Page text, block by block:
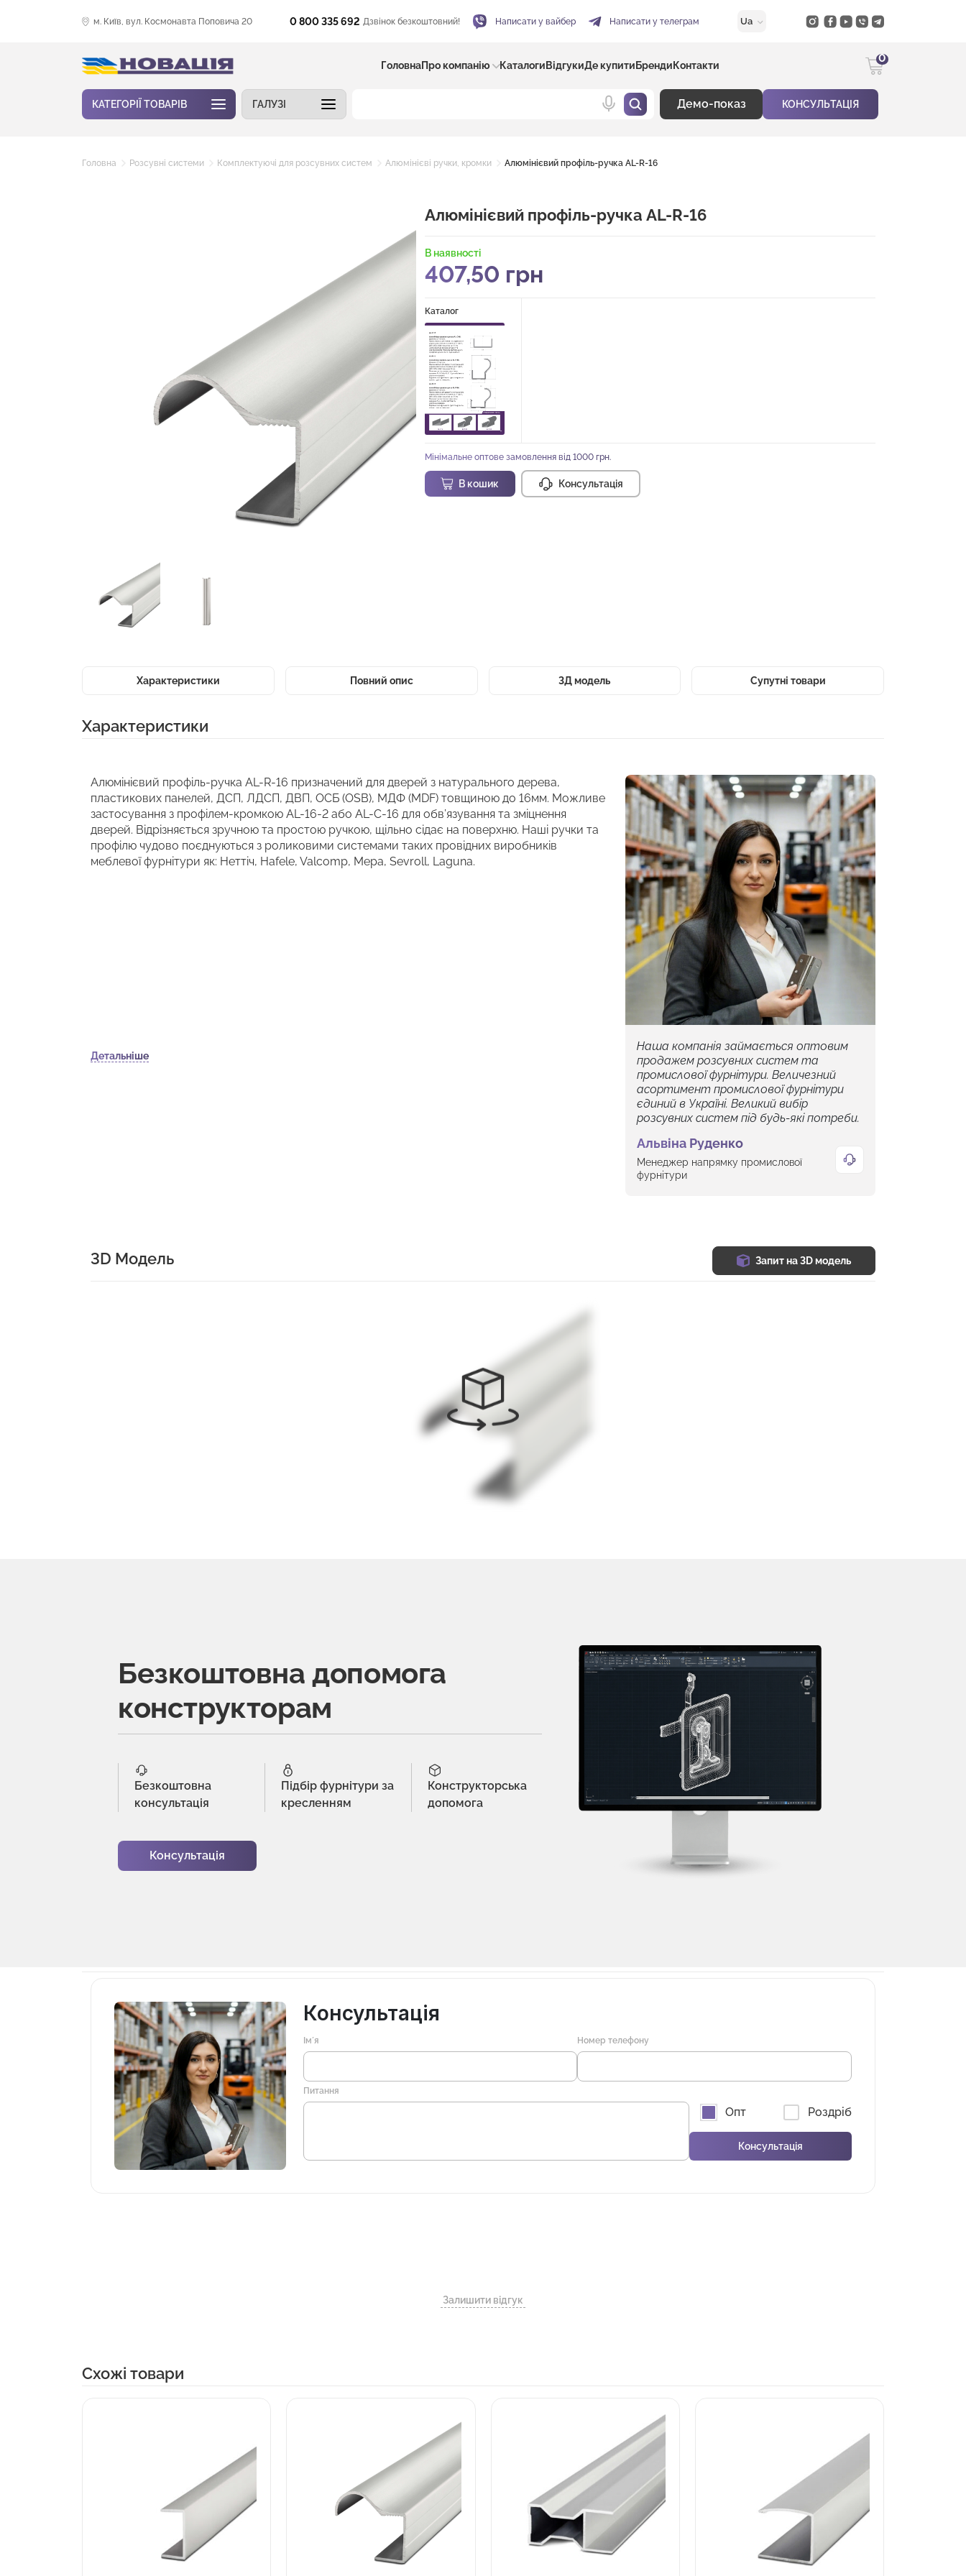
м. Київ, вул. Космонавта Поповича 20 0 800 335 692 Дзвінок безкоштовний! Написати у вайбер Написати у телеграм Ua
ГоловнаПро компанію Каталоги ВідгукиДе купити Бренди Контакти
0
КАТЕГОРІЇ ТОВАРІВ ГАЛУЗІ Демо-показ КОНСУЛЬТАЦІЯ
Головна Розсувні системи Комплектуючі для розсувних систем Алюмінієві ручки, кромки Алюмінієвий профіль-ручка AL-R-16
Алюмінієвий профіль-ручка AL-R-16
В наявності
407,50 грн
Каталог
Мінімальне оптове замовлення від 1000 грн.
В кошик Консультація
Характеристики Повний опис 3Д модель Супутні товари
Характеристики
Алюмінієвий профіль-ручка AL-R-16 призначений для дверей з натурального дерева,
пластикових панелей, ДСП, ЛДСП, ДВП, ОСБ (OSB), МДФ (MDF) товщиною до 16мм. Можливе
застосування з профілем-кромкою AL-16-2 або AL-С-16 для обв’язування та зміцнення
дверей. Відрізняється зручною та простою ручкою, щільно сідає на поверхню. Наші ручки та
профілю чудово поєднуються з роликовими системами таких провідних виробників
меблевої фурнітури як: Неттіч, Hafele, Valcomp, Mepa, Sevroll, Laguna.
Детальніше
Наша компанія займається оптовим
продажем розсувних систем та
промислової фурнітури. Величезний
асортимент промислової фурнітури
єдиний в Україні. Великий вибір
розсувних систем під будь-які потреби.
Альвіна Руденко
Менеджер напрямку промислової
фурнітури
3D Модель Запит на 3D модель
Безкоштовна допомога
конструкторам
Безкоштовна
консультація
Підбір фурнітури за
кресленням
Конструкторська
допомога
Консультація
Консультація
Імʼя Номер телефону
Питання
Опт Роздріб
Залишити відгук
Cхожі товари